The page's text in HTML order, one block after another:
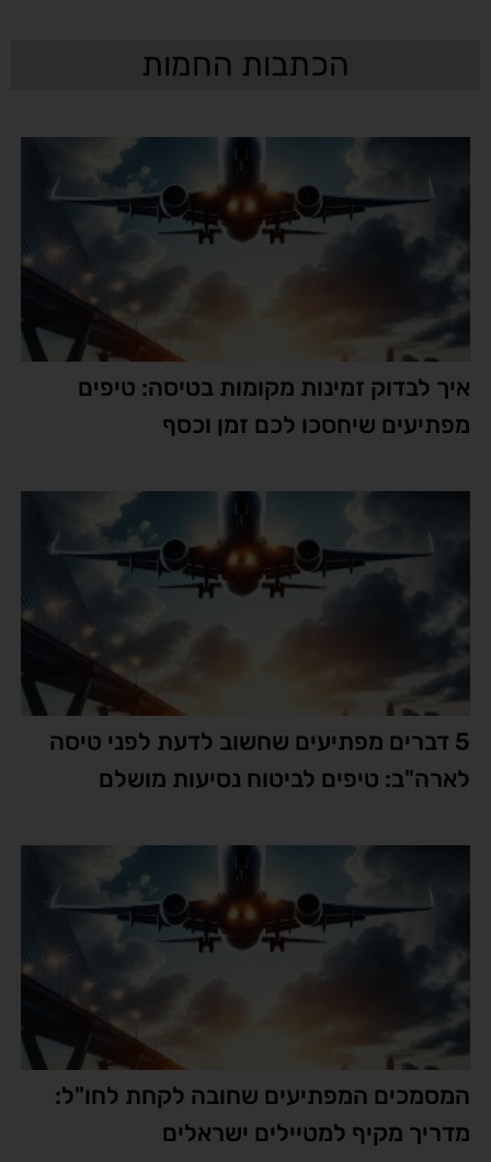
הכתבות החמות
איך לבדוק זמינות מקומות בטיסה: טיפים
מפתיעים שיחסכו לכם זמן וכסף
5 דברים מפתיעים שחשוב לדעת לפני טיסה
לארה"ב: טיפים לביטוח נסיעות מושלם
המסמכים המפתיעים שחובה לקחת לחו"ל:
מדריך מקיף למטיילים ישראלים